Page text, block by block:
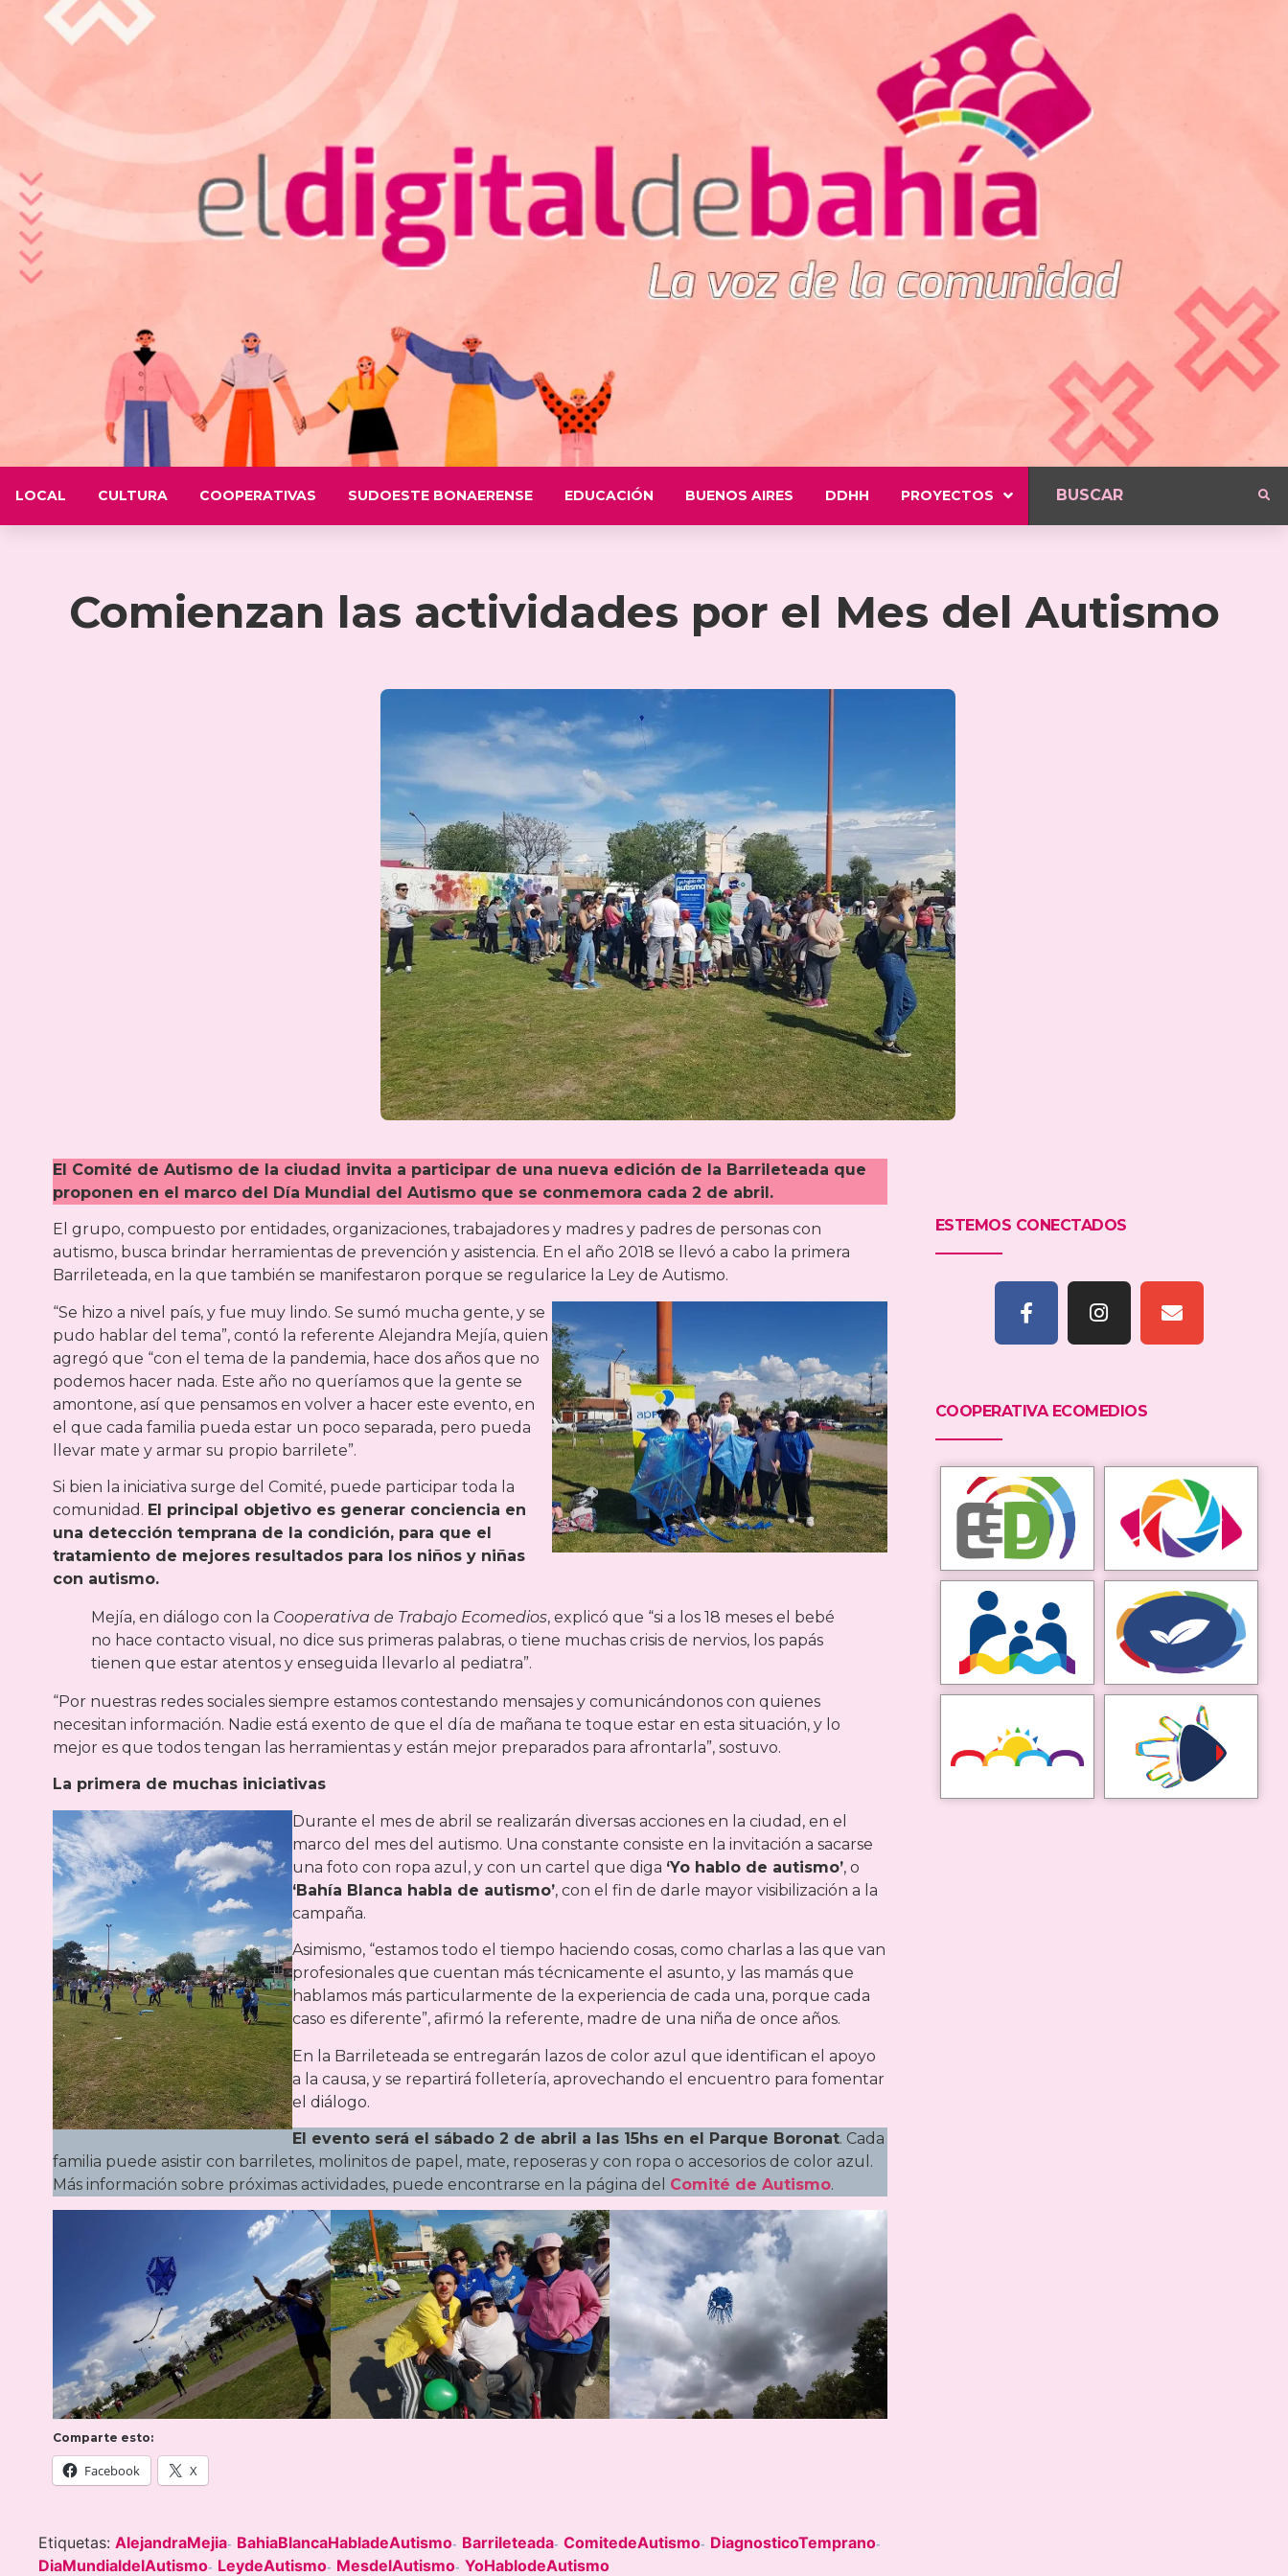
LOCAL CULTURA COOPERATIVAS SUDOESTE BONAERENSE EDUCACIÓN BUENOS AIRES DDHH PROYECTOS
Comienzan las actividades por el Mes del Autismo
El Comité de Autismo de la ciudad invita a participar de una nueva edición de la Barrileteada que
proponen en el marco del Día Mundial del Autismo que se conmemora cada 2 de abril.
El grupo, compuesto por entidades, organizaciones, trabajadores y madres y padres de personas con
autismo, busca brindar herramientas de prevención y asistencia. En el año 2018 se llevó a cabo la primera
Barrileteada, en la que también se manifestaron porque se regularice la Ley de Autismo.
“Se hizo a nivel país, y fue muy lindo. Se sumó mucha gente, y se
pudo hablar del tema”, contó la referente Alejandra Mejía, quien
agregó que “con el tema de la pandemia, hace dos años que no
podemos hacer nada. Este año no queríamos que la gente se
amontone, así que pensamos en volver a hacer este evento, en
el que cada familia pueda estar un poco separada, pero pueda
llevar mate y armar su propio barrilete”.
Si bien la iniciativa surge del Comité, puede participar toda la
comunidad. El principal objetivo es generar conciencia en
una detección temprana de la condición, para que el
tratamiento de mejores resultados para los niños y niñas
con autismo.
Mejía, en diálogo con la Cooperativa de Trabajo Ecomedios, explicó que “si a los 18 meses el bebé
no hace contacto visual, no dice sus primeras palabras, o tiene muchas crisis de nervios, los papás
tienen que estar atentos y enseguida llevarlo al pediatra”.
“Por nuestras redes sociales siempre estamos contestando mensajes y comunicándonos con quienes
necesitan información. Nadie está exento de que el día de mañana te toque estar en esta situación, y lo
mejor es que todos tengan las herramientas y están mejor preparados para afrontarla”, sostuvo.
La primera de muchas iniciativas
Durante el mes de abril se realizarán diversas acciones en la ciudad, en el
marco del mes del autismo. Una constante consiste en la invitación a sacarse
una foto con ropa azul, y con un cartel que diga ‘Yo hablo de autismo’, o
‘Bahía Blanca habla de autismo’, con el fin de darle mayor visibilización a la
campaña.
Asimismo, “estamos todo el tiempo haciendo cosas, como charlas a las que van
profesionales que cuentan más técnicamente el asunto, y las mamás que
hablamos más particularmente de la experiencia de cada una, porque cada
caso es diferente”, afirmó la referente, madre de una niña de once años.
En la Barrileteada se entregarán lazos de color azul que identifican el apoyo
a la causa, y se repartirá folletería, aprovechando el encuentro para fomentar
el diálogo.
El evento será el sábado 2 de abril a las 15hs en el Parque Boronat. Cada
familia puede asistir con barriletes, molinitos de papel, mate, reposeras y con ropa o accesorios de color azul.
Más información sobre próximas actividades, puede encontrarse en la página del Comité de Autismo.
Comparte esto:
Facebook X
Etiquetas: AlejandraMejia- BahiaBlancaHabladeAutismo- Barrileteada- ComitedeAutismo- DiagnosticoTemprano-
DiaMundialdelAutismo- LeydeAutismo- MesdelAutismo- YoHablodeAutismo
ESTEMOS CONECTADOS
COOPERATIVA ECOMEDIOS